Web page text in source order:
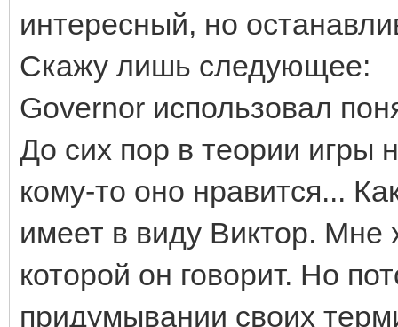
интересный, но
Скажу лишь следующее:
Governor использовал
До сих пор в теории игры
кому-то оно нравится...
имеет в виду Виктор. Мне
которой он говорит. Но
придумывании своих